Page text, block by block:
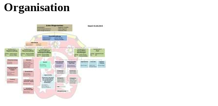
Organisation